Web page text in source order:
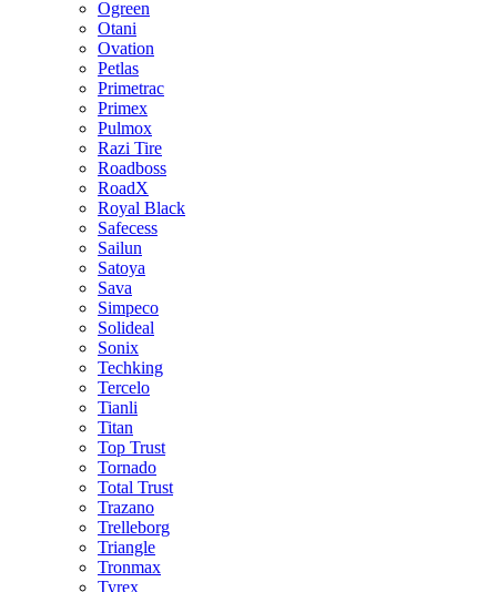
Ogreen
Otani
Ovation
Petlas
Primetrac
Primex
Pulmox
Razi Tire
Roadboss
RoadX
Royal Black
Safecess
Sailun
Satoya
Sava
Simpeco
Solideal
Sonix
Techking
Tercelo
Tianli
Titan
Top Trust
Tornado
Total Trust
Trazano
Trelleborg
Triangle
Tronmax
Tyrex